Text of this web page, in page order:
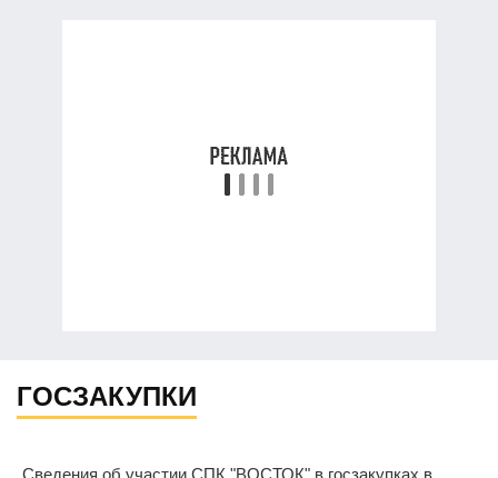
ГОСЗАКУПКИ
Сведения об участии СПК "ВОСТОК" в госзакупках в